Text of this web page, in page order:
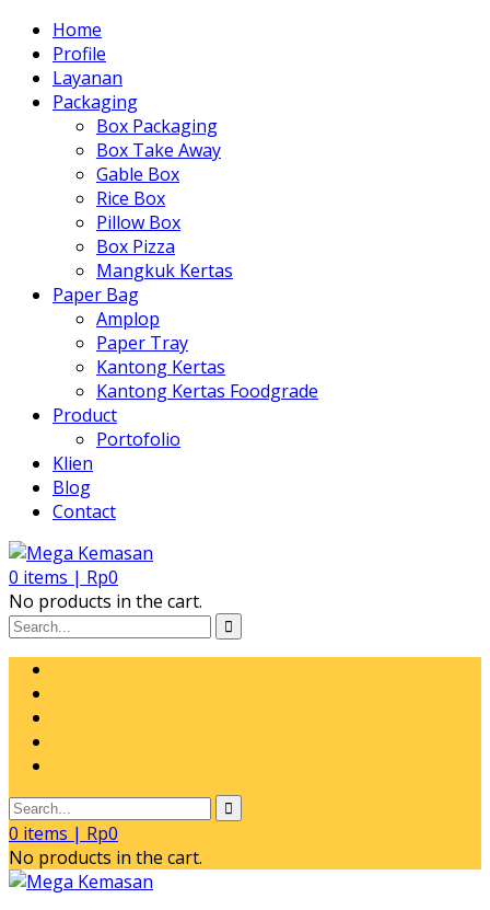
Home
Profile
Layanan
Packaging
Box Packaging
Box Take Away
Gable Box
Rice Box
Pillow Box
Box Pizza
Mangkuk Kertas
Paper Bag
Amplop
Paper Tray
Kantong Kertas
Kantong Kertas Foodgrade
Product
Portofolio
Klien
Blog
Contact
0 items | Rp0
No products in the cart.
0 items | Rp0
No products in the cart.